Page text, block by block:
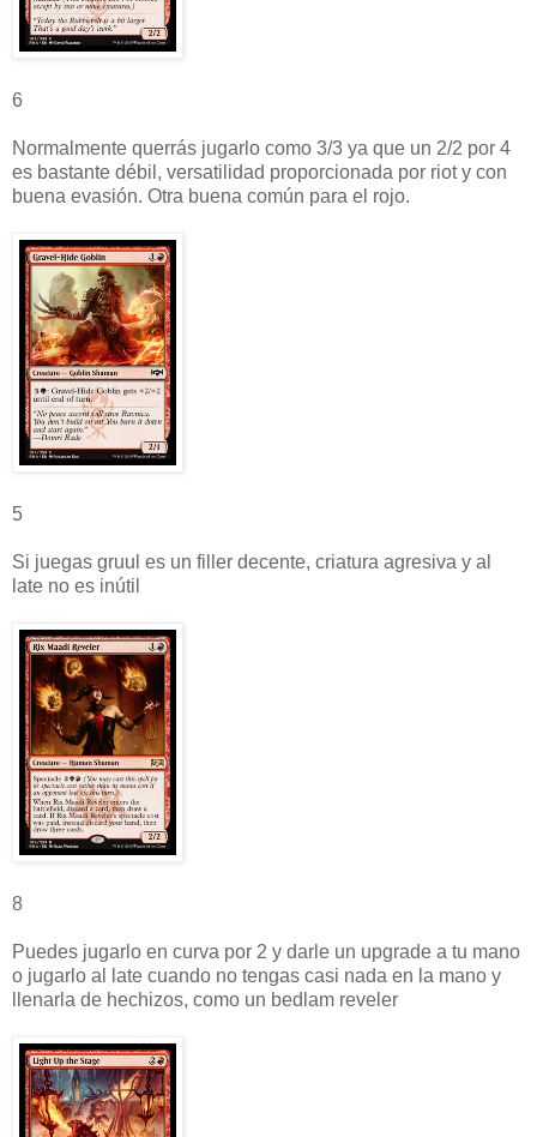
6
Normalmente querrás jugarlo como 3/3 ya que un 2/2 por 4
es bastante débil, versatilidad proporcionada por riot y con
buena evasión. Otra buena común para el rojo.
5
Si juegas gruul es un filler decente, criatura agresiva y al
late no es inútil
8
Puedes jugarlo en curva por 2 y darle un upgrade a tu mano
o jugarlo al late cuando no tengas casi nada en la mano y
llenarla de hechizos, como un bedlam reveler